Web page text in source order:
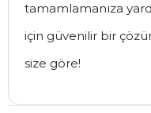
tamamlamanıza
için güvenilir bir
size göre!